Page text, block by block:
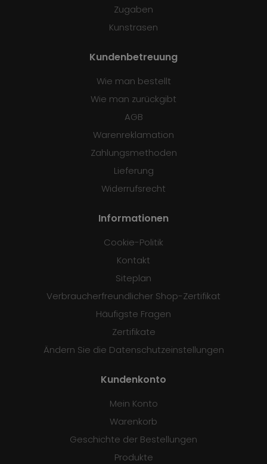
Zugaben
Kunstrasen
Kundenbetreuung
Wie man bestellt
Wie man zurückgibt
AGB
Warenreklamation
Zahlungsmethoden
Lieferung
Widerrufsrecht
Informationen
Cookie-Politik
Kontakt
Siteplan
Verbraucherfreundlicher Shop-Zertifikat
Häufigste Fragen
Zertifikate
Ändern Sie die Datenschutzeinstellungen
Kundenkonto
Mein Konto
Warenkorb
Geschichte der Bestellungen
Produkte